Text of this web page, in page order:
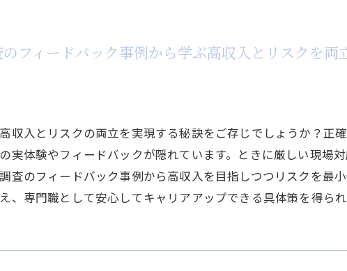
フィードバック事例から学ぶ高収入とリスクを両
収入とリスクの両立を実現する秘訣をご存じでしょうか？正
実体験やフィードバックが隠れています。ときに厳しい現場
査のフィードバック事例から高収入を目指しつつリスクを最
、専門職として安心してキャリアアップできる具体策を得られ